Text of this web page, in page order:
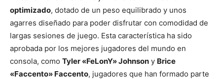
optimizado, dotado de un peso equilibrado y unos
agarres diseñado para poder disfrutar con comodidad de
largas sesiones de juego. Esta característica ha sido
aprobada por los mejores jugadores del mundo en
consola, como Tyler «FeLonY» Johnson y Brice
«Faccento» Faccento, jugadores que han formado parte